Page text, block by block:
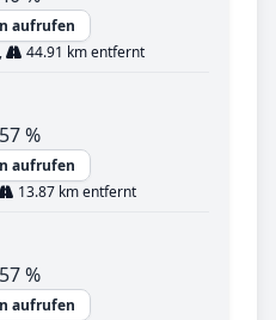
aufrufen
44.91 km entfernt
%
aufrufen
13.87 km entfernt
%
aufrufen